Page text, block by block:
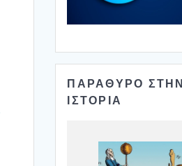
ΠΑΡΑΘΥΡΟ ΣΤΗΝ
ΙΣΤΟΡΙΑ